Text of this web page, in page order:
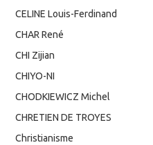
CELINE Louis-Ferdinand
CHAR René
CHI Zijian
CHIYO-NI
CHODKIEWICZ Michel
CHRETIEN DE TROYES
Christianisme